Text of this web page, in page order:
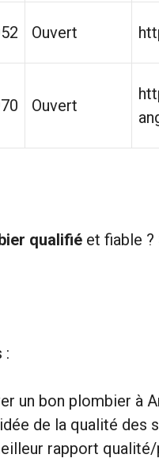
Ouvert
Ouvert
qualifié et fiable
:
un bon plombier à
de la qualité des
rapport